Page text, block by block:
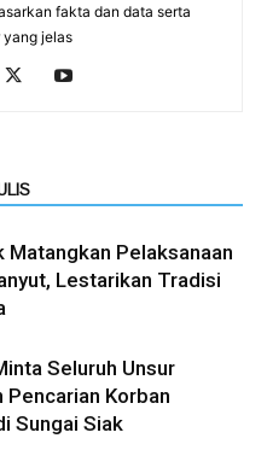
fakta dan data serta
yang jelas
Matangkan Pelaksanaan
Lestarikan Tradisi
Seluruh Unsur
Pencarian Korban
Sungai Siak